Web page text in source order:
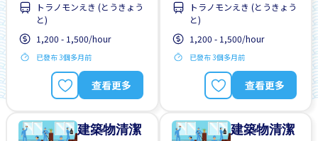
每週2-3天
無經驗要求
トラノモンえき (とうきょう
と)
1,200 - 1,500/hour
已發布 3個多月前
查看更多
工作時間短
支付交通費
每週2-3天
トラノモンえき (とうきょう
と)
1,200 - 1,500/hour
已發布 3個多月前
查看更多
建築物清潔 建築物清潔